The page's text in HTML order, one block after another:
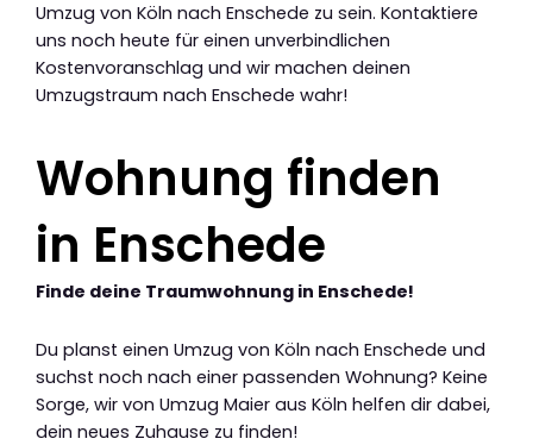
Umzug von Köln nach Enschede zu sein. Kontaktiere
uns noch heute für einen unverbindlichen
Kostenvoranschlag und wir machen deinen
Umzugstraum nach Enschede wahr!
Wohnung finden
in Enschede
Finde deine Traumwohnung in Enschede!
Du planst einen Umzug von Köln nach Enschede und
suchst noch nach einer passenden Wohnung? Keine
Sorge, wir von Umzug Maier aus Köln helfen dir dabei,
dein neues Zuhause zu finden!